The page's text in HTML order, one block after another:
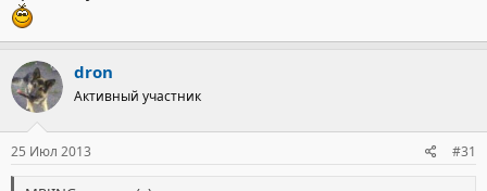
dron
Активный участник
25 Июл 2013 #31